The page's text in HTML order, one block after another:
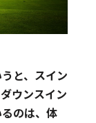
と、スイン
ウンスイン
のは、体